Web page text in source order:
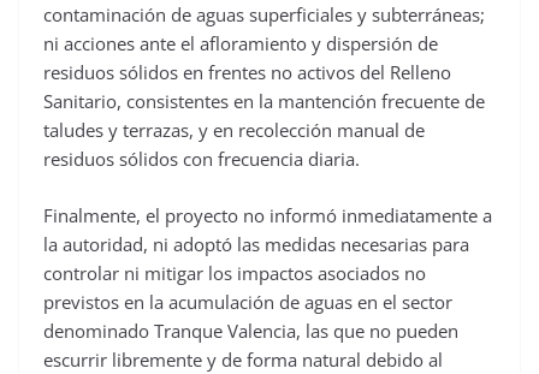
contaminación de aguas superficiales y subterráneas;
ni acciones ante el afloramiento y dispersión de
residuos sólidos en frentes no activos del Relleno
Sanitario, consistentes en la mantención frecuente de
taludes y terrazas, y en recolección manual de
residuos sólidos con frecuencia diaria.
Finalmente, el proyecto no informó inmediatamente a
la autoridad, ni adoptó las medidas necesarias para
controlar ni mitigar los impactos asociados no
previstos en la acumulación de aguas en el sector
denominado Tranque Valencia, las que no pueden
escurrir libremente y de forma natural debido al